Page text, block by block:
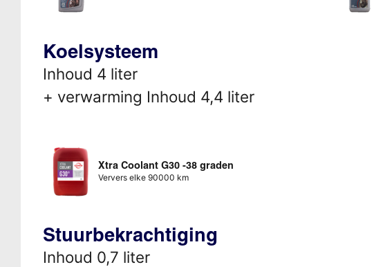
Koelsysteem
Inhoud 4 liter
+ verwarming Inhoud 4,4 liter
Xtra Coolant G30 -38 graden
Ververs elke 90000 km
Stuurbekrachtiging
Inhoud 0,7 liter